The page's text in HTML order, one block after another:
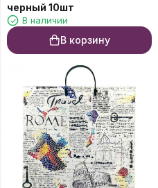
черный 10шт
В наличии
В корзину